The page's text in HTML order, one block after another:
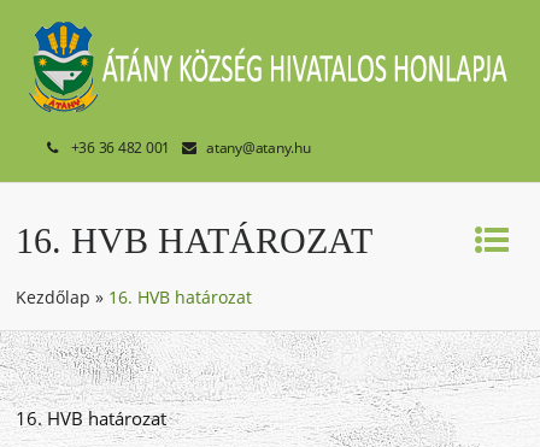
+36 36 482 001 atany@atany.hu
16. HVB HATÁROZAT
Kezdőlap » 16. HVB határozat
16. HVB határozat